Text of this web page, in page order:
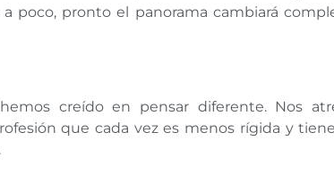
poco, pronto el panorama cambiará
creído en pensar diferente. Nos
que cada vez es menos rígida y